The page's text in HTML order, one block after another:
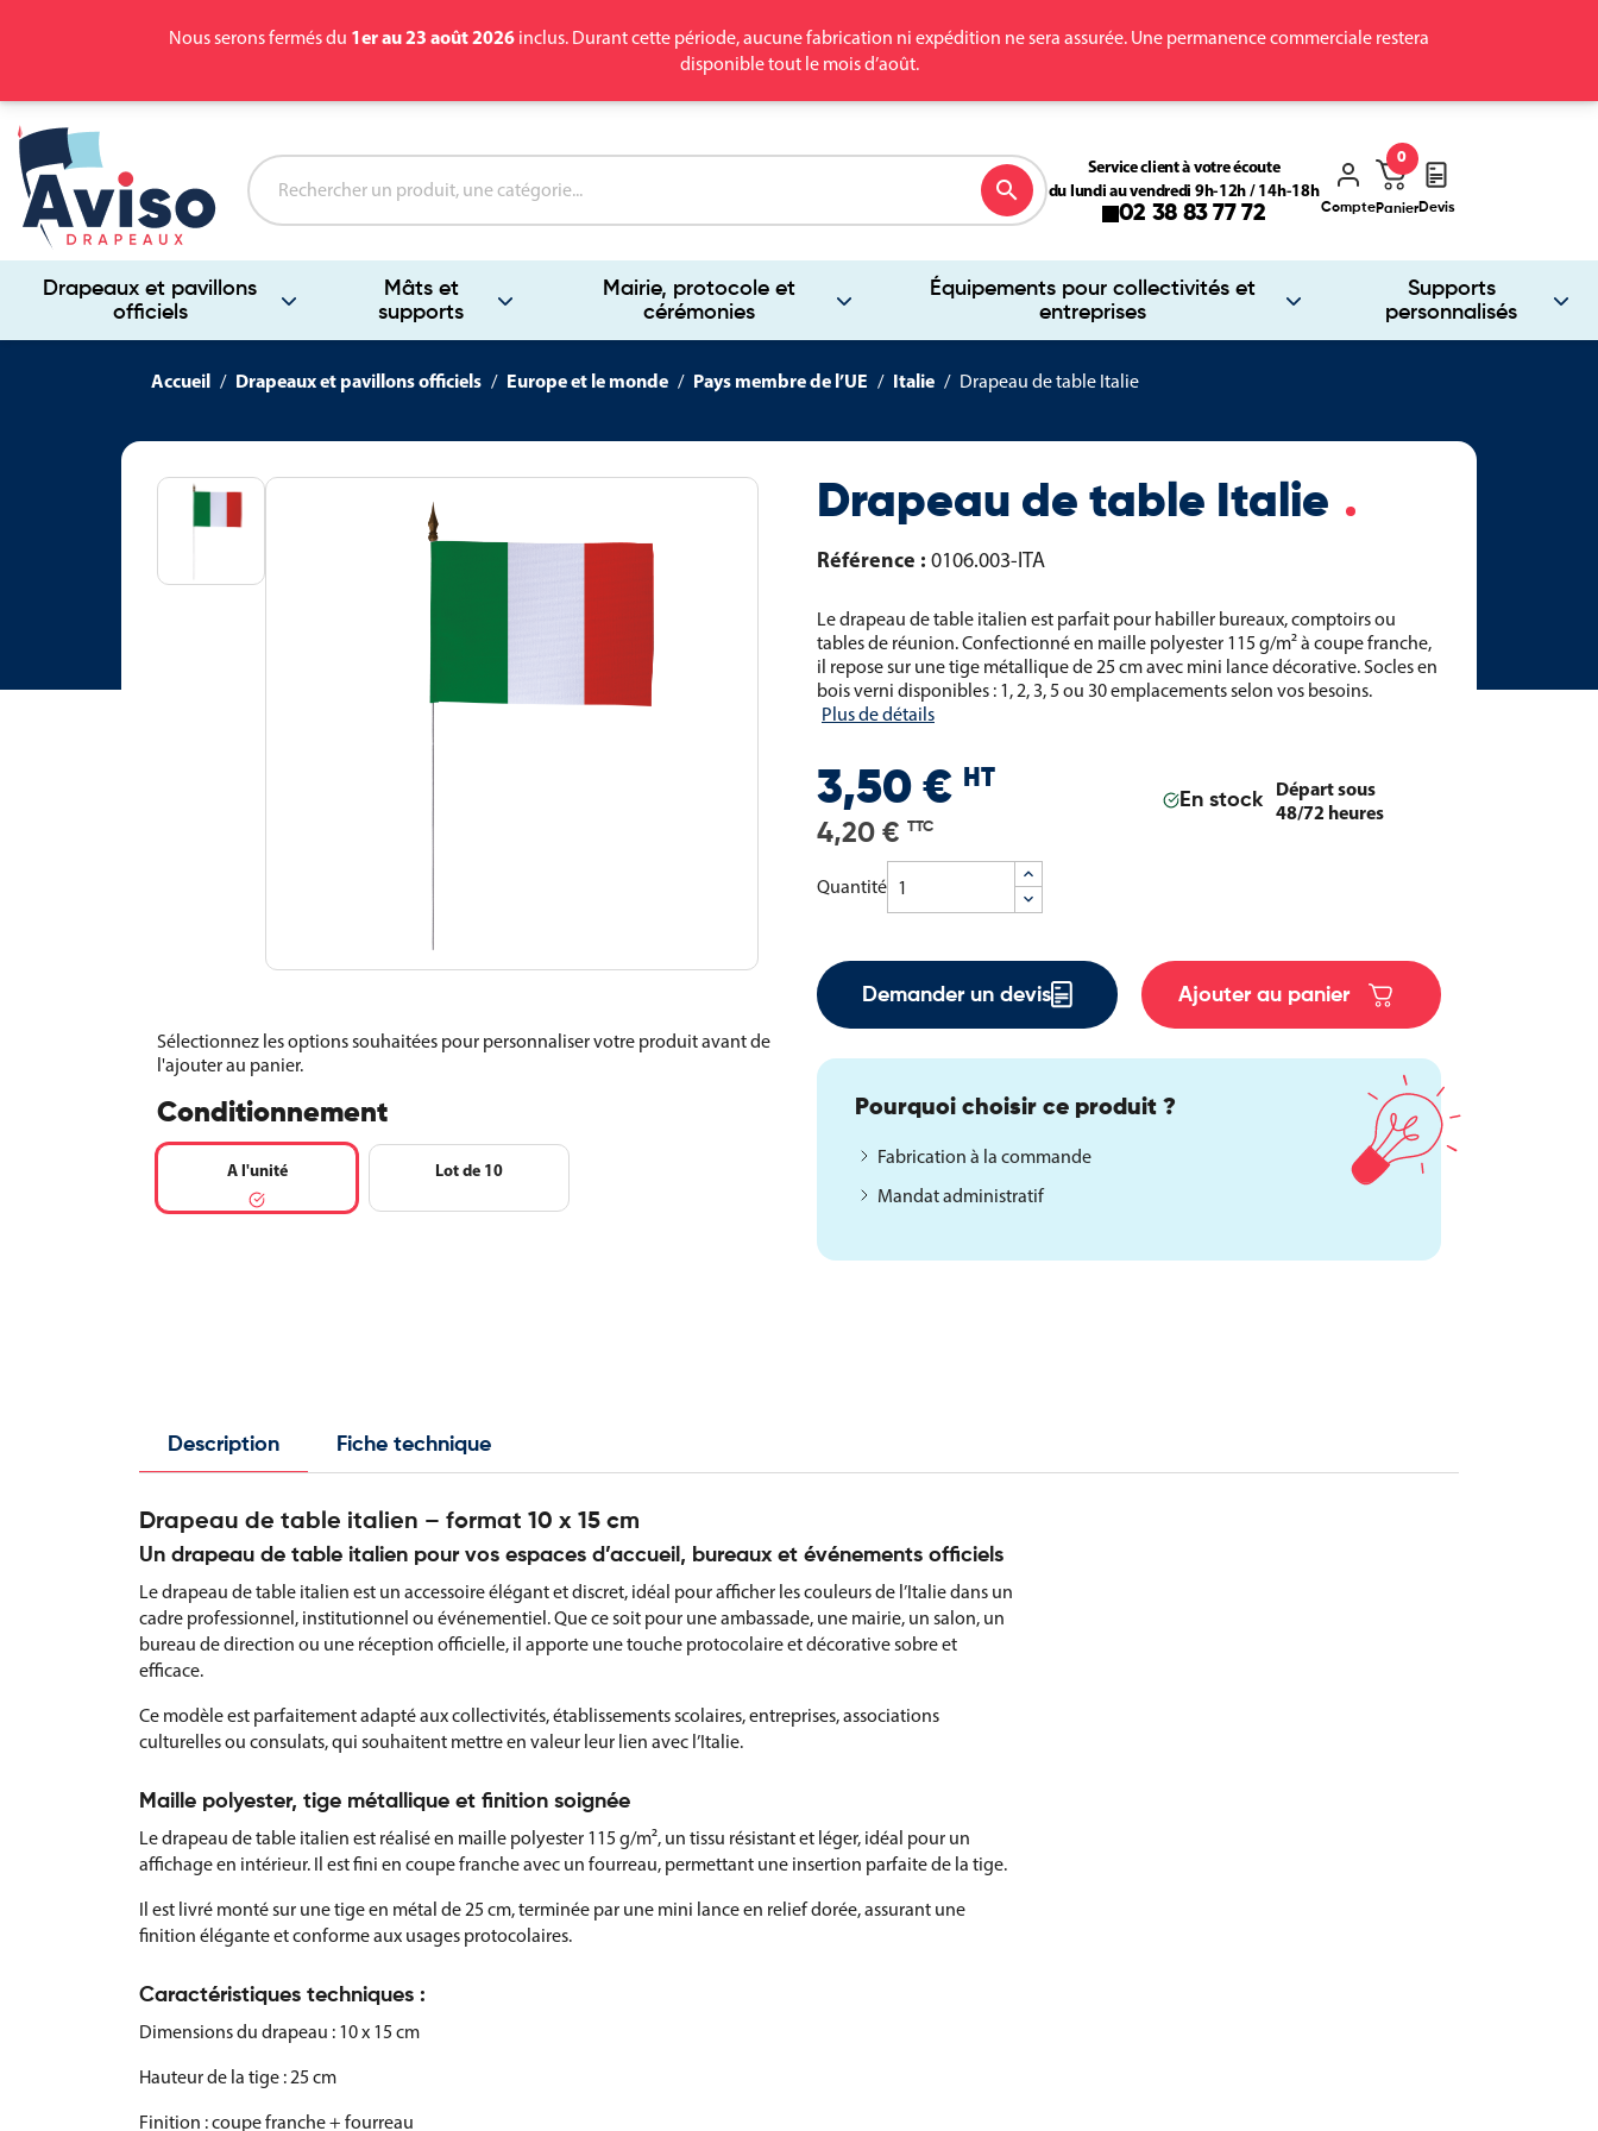
Nous serons fermés du 1er au 23 août 2026 inclus. Durant cette période, aucune fabrication ni expédition ne sera assurée. Une permanence commerciale restera
disponible tout le mois d’août.
Drapeaux et pavillons
officiels
Mâts et
supports
Mairie, protocole et
cérémonies
Équipements pour collectivités et
entreprises
Supports
personnalisés
search
Service client à votre écoute
du lundi au vendredi 9h-12h / 14h-18h
02 38 83 77 72 ComptePanier
0
Devis
Accueil Drapeaux et pavillons officiels Europe et le monde Pays membre de l’UE Italie Drapeau de table Italie
Sélectionnez les options souhaitées pour personnaliser votre produit avant de
l'ajouter au panier.
Conditionnement
A l'unité Lot de 10
Drapeau de table Italie
Référence : 0106.003-ITA
Le drapeau de table italien est parfait pour habiller bureaux, comptoirs ou
tables de réunion. Confectionné en maille polyester 115 g/m² à coupe franche,
il repose sur une tige métallique de 25 cm avec mini lance décorative. Socles en
bois verni disponibles : 1, 2, 3, 5 ou 30 emplacements selon vos besoins.
Plus de détails
3,50 € HT
4,20 € TTC
En stock
Départ sous
48/72 heures
Quantité
Demander un devis Ajouter au panier
Pourquoi choisir ce produit ?
Fabrication à la commande
Mandat administratif
Description Fiche technique
Drapeau de table italien – format 10 x 15 cm
Un drapeau de table italien pour vos espaces d’accueil, bureaux et événements officiels
Le drapeau de table italien est un accessoire élégant et discret, idéal pour afficher les couleurs de l’Italie dans un
cadre professionnel, institutionnel ou événementiel. Que ce soit pour une ambassade, une mairie, un salon, un
bureau de direction ou une réception officielle, il apporte une touche protocolaire et décorative sobre et
efficace.
Ce modèle est parfaitement adapté aux collectivités, établissements scolaires, entreprises, associations
culturelles ou consulats, qui souhaitent mettre en valeur leur lien avec l’Italie.
Maille polyester, tige métallique et finition soignée
Le drapeau de table italien est réalisé en maille polyester 115 g/m², un tissu résistant et léger, idéal pour un
affichage en intérieur. Il est fini en coupe franche avec un fourreau, permettant une insertion parfaite de la tige.
Il est livré monté sur une tige en métal de 25 cm, terminée par une mini lance en relief dorée, assurant une
finition élégante et conforme aux usages protocolaires.
Caractéristiques techniques :
Dimensions du drapeau : 10 x 15 cm
Hauteur de la tige : 25 cm
Finition : coupe franche + fourreau